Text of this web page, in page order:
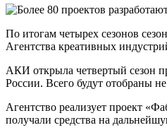
По итогам четырех сезонов
Агентства креативных
АКИ открыла четвертый сезон
России. Всего будут отобраны
Агентство реализует проект
получали средства на